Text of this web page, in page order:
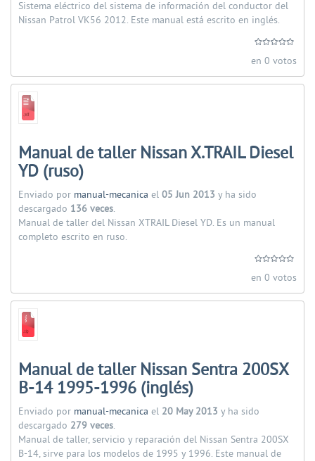
Sistema eléctrico del sistema de información del conductor del
Nissan Patrol VK56 2012. Este manual está escrito en inglés.
en 0 votos
Manual de taller Nissan X.TRAIL Diesel
YD (ruso)
Enviado por manual-mecanica el 05 Jun 2013 y ha sido
descargado 136 veces.
Manual de taller del Nissan XTRAIL Diesel YD. Es un manual
completo escrito en ruso.
en 0 votos
Manual de taller Nissan Sentra 200SX
B-14 1995-1996 (inglés)
Enviado por manual-mecanica el 20 May 2013 y ha sido
descargado 279 veces.
Manual de taller, servicio y reparación del Nissan Sentra 200SX
B-14, sirve para los modelos de 1995 y 1996. Este manual de